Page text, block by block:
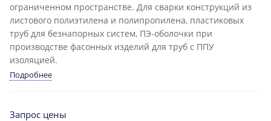
ограниченном пространстве. Для сварки конструкций из
листового полиэтилена и полипропилена, пластиковых
труб для безнапорных систем, ПЭ-оболочки при
производстве фасонных изделий для труб с ППУ
изоляцией.
Подробнее
Запрос цены